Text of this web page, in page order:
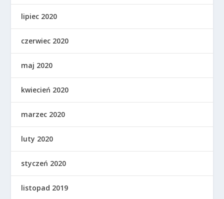
lipiec 2020
czerwiec 2020
maj 2020
kwiecień 2020
marzec 2020
luty 2020
styczeń 2020
listopad 2019